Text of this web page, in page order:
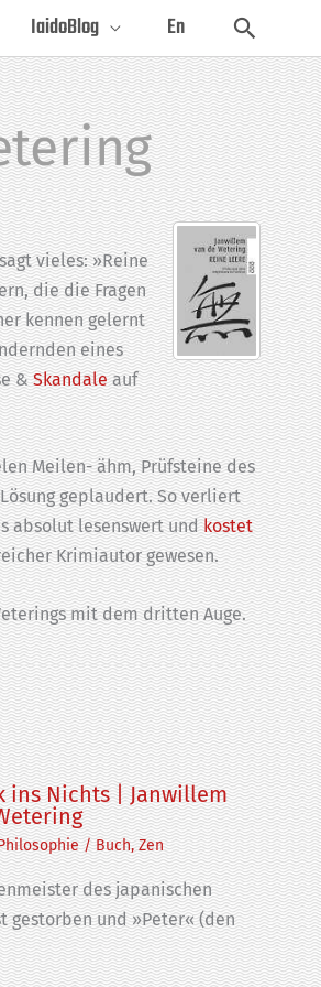
IaidoBlog En Suchen
vieles: »Reine
die die Fragen
kennen gelernt
eines
&Skandaleauf
Meilen- ähm, Prüfsteine des
geplaudert. So verliert
absolut lesenswert undkostet
Krimiautor gewesen.
mit dem dritten Auge.
ins Nichts | Janwillem
/Buch,Zen
des japanischen
gestorben und »Peter« (den